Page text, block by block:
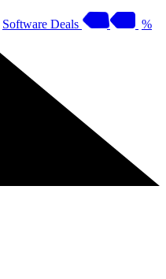
Software Deals %